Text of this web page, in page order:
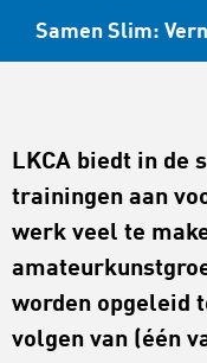
Samen Slim:
LKCA biedt in de
trainingen aan
werk veel te
worden opgeleid
volgen van (één